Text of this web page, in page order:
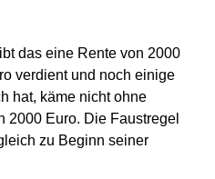
das eine Rente von 2000
verdient und noch einige
hat, käme nicht ohne
2000 Euro. Die Faustregel
zu Beginn seiner